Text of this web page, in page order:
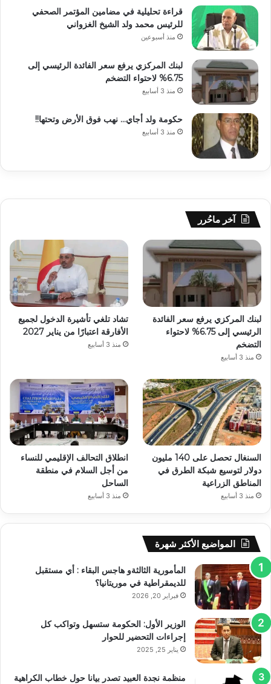
قراءة تحليلية في مضامين المؤتمر الصحفي
للرئيس محمد ولد الشيخ الغزواني
منذ أسبوعين
لبنك المركزي يرفع سعر الفائدة الرئيسي إلى
6.75% لاحتواء التضخم
منذ 3 أسابيع
حكومة ولد أجاي… نهب فوق الأرض وتحتها!!
منذ 3 أسابيع
آخر ماحُرر
لبنك المركزي يرفع سعر الفائدة
الرئيسي إلى 6.75% لاحتواء
التضخم
منذ 3 أسابيع
تشاد تلغي تأشيرة الدخول لجميع
الأفارقة اعتبارًا من يناير 2027
منذ 3 أسابيع
السنغال تحصل على 140 مليون
دولار لتوسيع شبكة الطرق في
المناطق الزراعية
منذ 3 أسابيع
انطلاق التحالف الإقليمي للنساء
من أجل السلام في منطقة
الساحل
منذ 3 أسابيع
المواضيع الأكثر شهرة
المأمورية الثالثةو هاجس البقاء : أي مستقبل
للديمقراطية في موريتانيا؟
فبراير 20, 2026
الوزير الأول: الحكومة ستسهل وتواكب كل
إجراءات التحضير للحوار
يناير 25, 2025
منظمة نجدة العبيد تصدر بيانا حول خطاب الكراهية